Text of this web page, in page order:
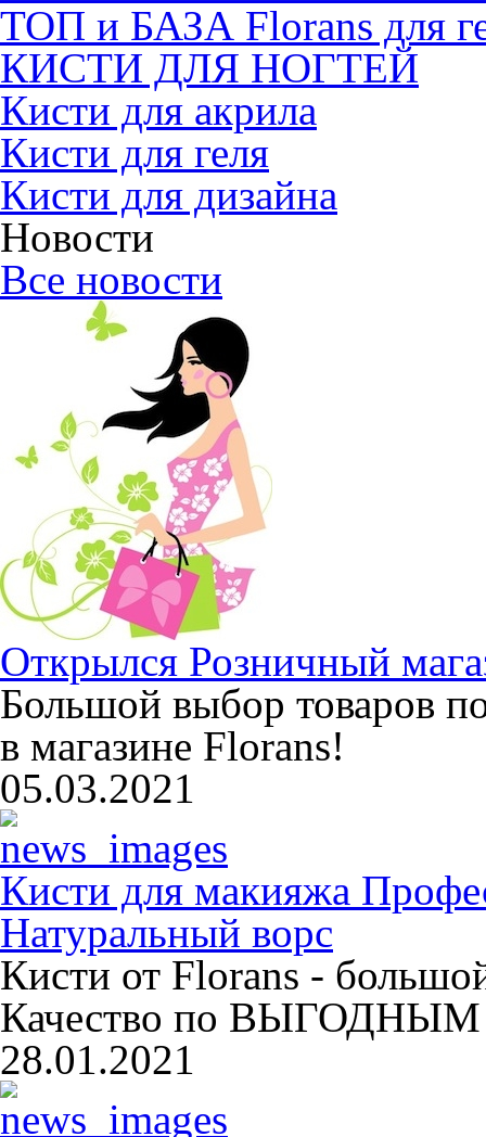
ТОП и БАЗА Florans для
КИСТИ ДЛЯ НОГТЕЙ
Кисти для акрила
Кисти для геля
Кисти для дизайна
Новости
Все новости
Открылся Розничный
Большой выбор товаров
в магазине Florans!
05.03.2021
Кисти для макияжа
Натуральный ворс
Кисти от Florans -
Качество по ВЫГОДНЫМ
28.01.2021